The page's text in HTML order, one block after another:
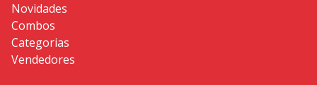
Novidades
Combos
Categorias
Vendedores